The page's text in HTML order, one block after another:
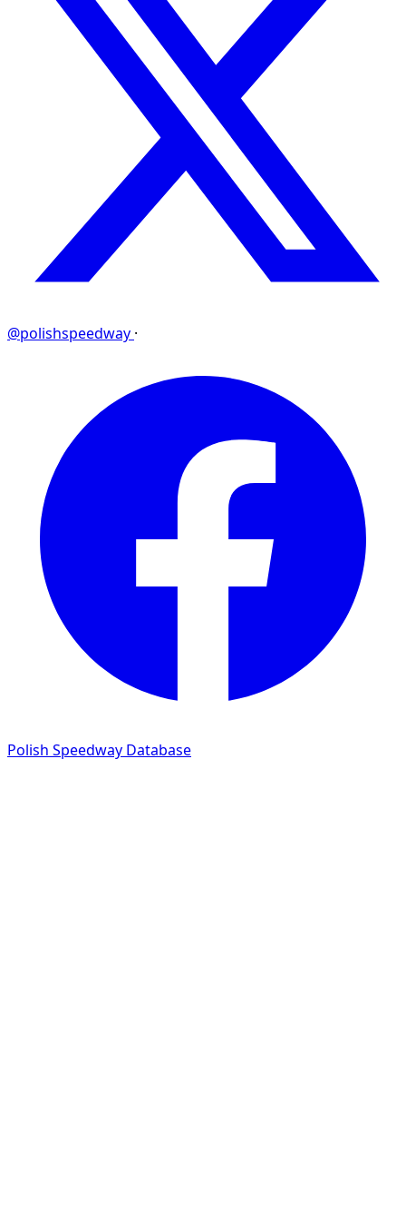
@polishspeedway ·
Polish Speedway Database